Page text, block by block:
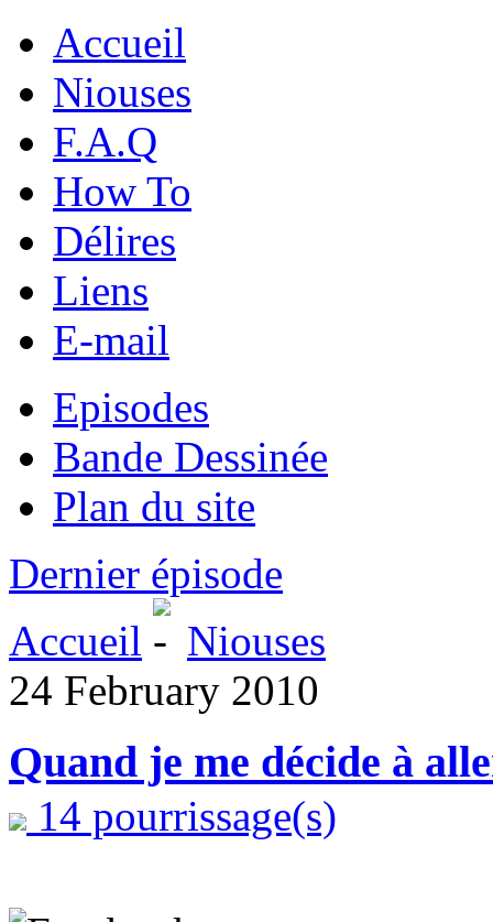
Accueil
Niouses
F.A.Q
How To
Délires
Liens
E-mail
Episodes
Bande Dessinée
Plan du site
Dernier épisode
Accueil
Niouses
24 February 2010
Quand je me décide à
14 pourrissage(s)